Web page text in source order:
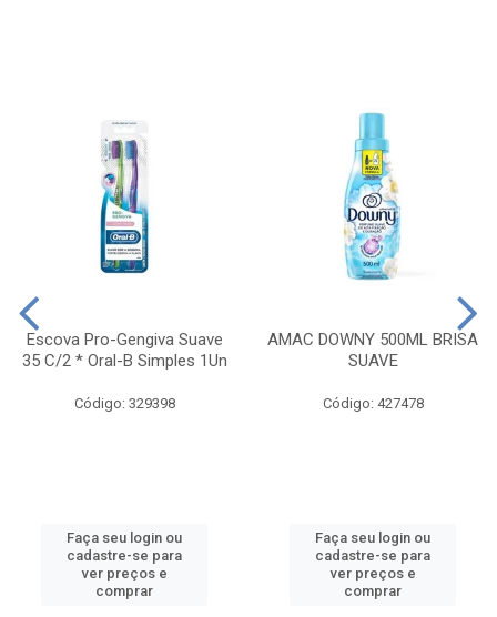
Escova Pro-Gengiva Suave
35 C/2 * Oral-B Simples 1Un
Código: 329398
Faça seu login ou
cadastre-se para
ver preços e
comprar
AMAC DOWNY 500ML BRISA
SUAVE
Código: 427478
Faça seu login ou
cadastre-se para
ver preços e
comprar